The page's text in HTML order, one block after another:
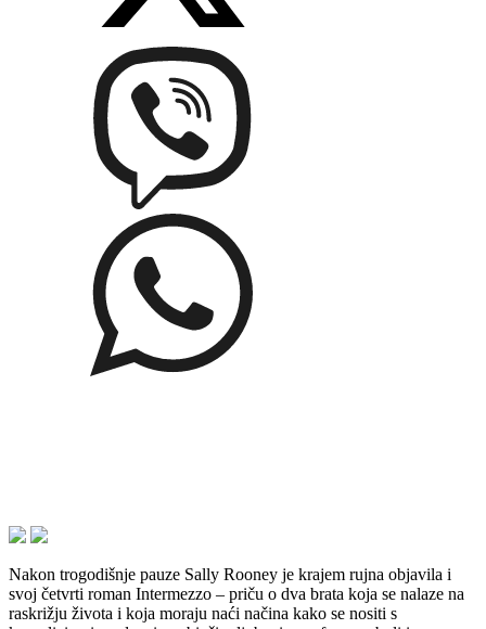
Nakon trogodišnje pauze Sally Rooney je krajem rujna objavila i
svoj četvrti roman Intermezzo – priču o dva brata koja se nalaze na
raskrižju života i koja moraju naći načina kako se nositi s